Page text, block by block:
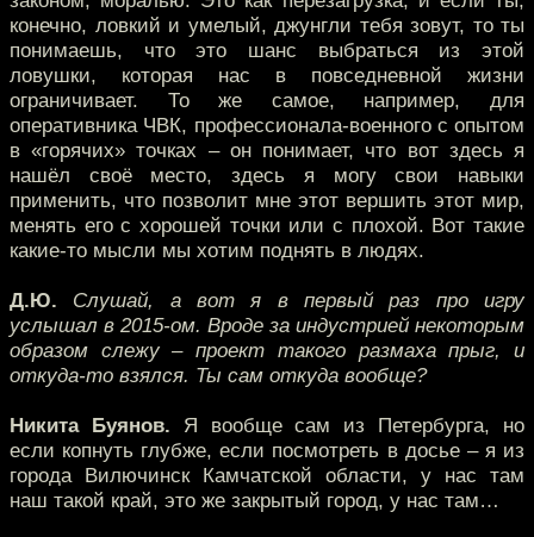
конечно, ловкий и умелый, джунгли тебя зовут, то ты
понимаешь, что это шанс выбраться из этой
ловушки, которая нас в повседневной жизни
ограничивает. То же самое, например, для
оперативника ЧВК, профессионала-военного с опытом
в «горячих» точках – он понимает, что вот здесь я
нашёл своё место, здесь я могу свои навыки
применить, что позволит мне этот вершить этот мир,
менять его с хорошей точки или с плохой. Вот такие
какие-то мысли мы хотим поднять в людях.
Д.Ю. Слушай, а вот я в первый раз про игру
услышал в 2015-ом. Вроде за индустрией некоторым
образом слежу – проект такого размаха прыг, и
откуда-то взялся. Ты сам откуда вообще?
Никита Буянов. Я вообще сам из Петербурга, но
если копнуть глубже, если посмотреть в досье – я из
города Вилючинск Камчатской области, у нас там
наш такой край, это же закрытый город, у нас там…